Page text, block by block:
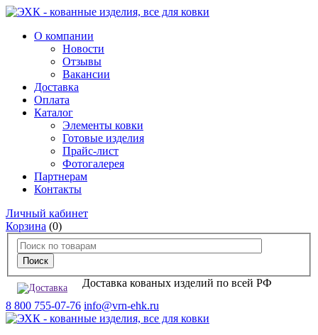
О компании
Новости
Отзывы
Вакансии
Доставка
Оплата
Каталог
Элементы ковки
Готовые изделия
Прайс-лист
Фотогалерея
Партнерам
Контакты
Личный кабинет
Корзина (0)
Доставка кованых изделий по всей РФ
8 800 755-07-76 info@vrn-ehk.ru